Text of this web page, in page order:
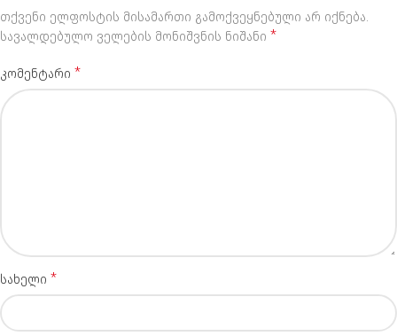
თქვენი ელფოსტის მისამართი გამოქვეყნებული არ იქნება.
სავალდებულო ველების მონიშვნის ნიშანი *
კომენტარი *
სახელი *
Alternative: